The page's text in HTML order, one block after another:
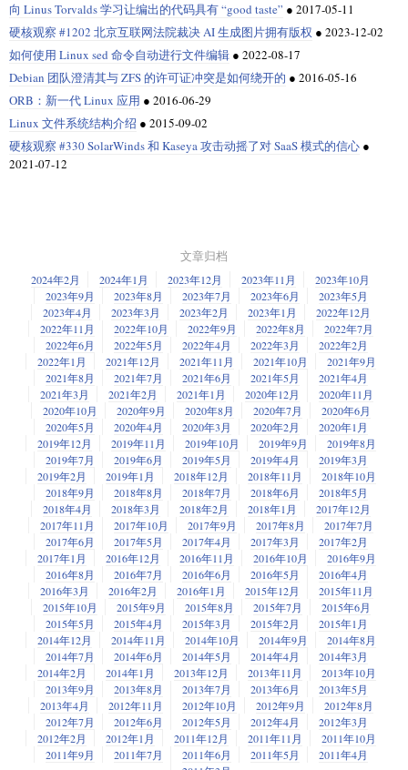
向 Linus Torvalds 学习让编出的代码具有 “good taste” ● 2017-05-11
硬核观察 #1202 北京互联网法院裁决 AI 生成图片拥有版权 ● 2023-12-02
如何使用 Linux sed 命令自动进行文件编辑 ● 2022-08-17
Debian 团队澄清其与 ZFS 的许可证冲突是如何绕开的 ● 2016-05-16
ORB：新一代 Linux 应用 ● 2016-06-29
Linux 文件系统结构介绍 ● 2015-09-02
硬核观察 #330 SolarWinds 和 Kaseya 攻击动摇了对 SaaS 模式的信心 ●
2021-07-12
文章归档
2024年2月 2024年1月 2023年12月 2023年11月
2023年10月
2023年9月
2023年8月 2023年7月 2023年6月
2023年5月
2023年4月
2023年3月 2023年2月 2023年1月
2022年12月
2022年11月
2022年10月 2022年9月 2022年8月
2022年7月
2022年6月
2022年5月 2022年4月 2022年3月
2022年2月
2022年1月
2021年12月 2021年11月 2021年10月
2021年9月
2021年8月
2021年7月 2021年6月 2021年5月
2021年4月
2021年3月
2021年2月 2021年1月 2020年12月
2020年11月
2020年10月
2020年9月 2020年8月 2020年7月
2020年6月
2020年5月
2020年4月 2020年3月 2020年2月
2020年1月
2019年12月
2019年11月 2019年10月 2019年9月
2019年8月
2019年7月
2019年6月 2019年5月 2019年4月
2019年3月
2019年2月
2019年1月 2018年12月 2018年11月
2018年10月
2018年9月
2018年8月 2018年7月 2018年6月
2018年5月
2018年4月
2018年3月 2018年2月 2018年1月
2017年12月
2017年11月
2017年10月 2017年9月 2017年8月
2017年7月
2017年6月
2017年5月 2017年4月 2017年3月
2017年2月
2017年1月
2016年12月 2016年11月 2016年10月
2016年9月
2016年8月
2016年7月 2016年6月 2016年5月
2016年4月
2016年3月
2016年2月 2016年1月 2015年12月
2015年11月
2015年10月
2015年9月 2015年8月 2015年7月
2015年6月
2015年5月
2015年4月 2015年3月 2015年2月
2015年1月
2014年12月
2014年11月 2014年10月 2014年9月
2014年8月
2014年7月
2014年6月 2014年5月 2014年4月
2014年3月
2014年2月
2014年1月 2013年12月 2013年11月
2013年10月
2013年9月
2013年8月 2013年7月 2013年6月
2013年5月
2013年4月
2012年11月 2012年10月 2012年9月
2012年8月
2012年7月
2012年6月 2012年5月 2012年4月
2012年3月
2012年2月
2012年1月 2011年12月 2011年11月
2011年10月
2011年9月
2011年7月 2011年6月 2011年5月
2011年4月